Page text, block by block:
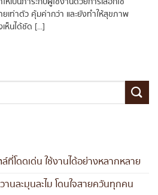
เท่าตัว คุ้มค่ากว่า และยังทำให้สุขภาพ
ห็นได้ชัด [...]
โดดเด่น ใช้งานได้อย่างหลากหลาย
นละมุนละไม โดนใจสายควันทุกคน